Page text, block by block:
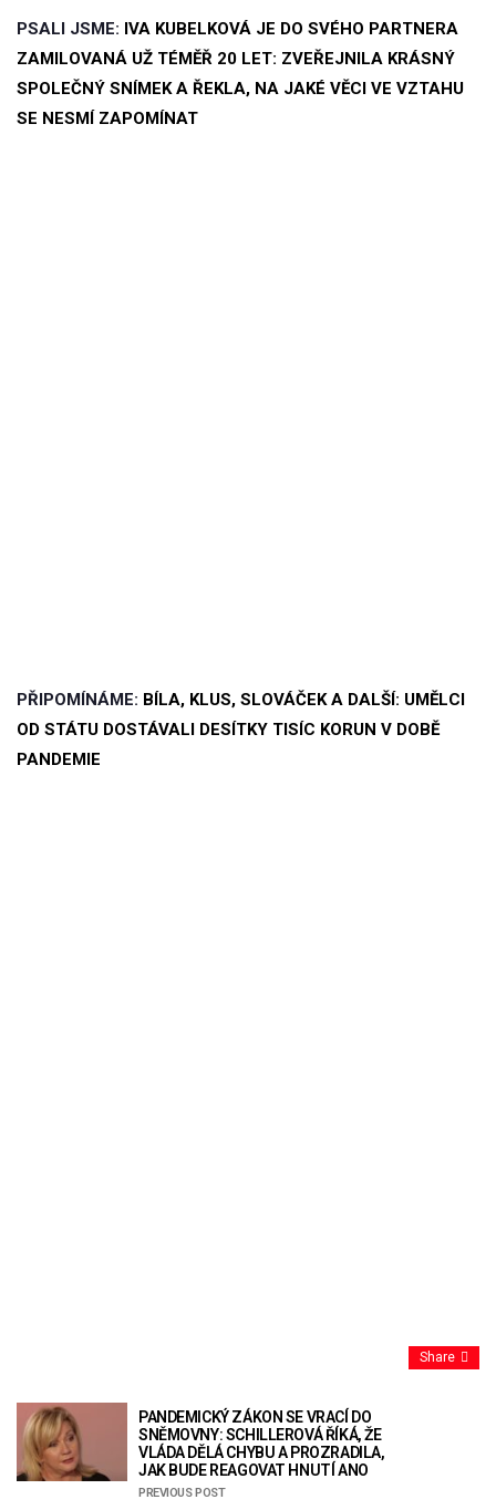
PSALI JSME: IVA KUBELKOVÁ JE DO SVÉHO PARTNERA
ZAMILOVANÁ UŽ TÉMĚŘ 20 LET: ZVEŘEJNILA KRÁSNÝ
SPOLEČNÝ SNÍMEK A ŘEKLA, NA JAKÉ VĚCI VE VZTAHU
SE NESMÍ ZAPOMÍNAT
PŘIPOMÍNÁME: BÍLA, KLUS, SLOVÁČEK A DALŠÍ: UMĚLCI
OD STÁTU DOSTÁVALI DESÍTKY TISÍC KORUN V DOBĚ
PANDEMIE
Share
PANDEMICKÝ ZÁKON SE VRACÍ DO
SNĚMOVNY: SCHILLEROVÁ ŘÍKÁ, ŽE
VLÁDA DĚLÁ CHYBU A PROZRADILA,
JAK BUDE REAGOVAT HNUTÍ ANO
PREVIOUS POST